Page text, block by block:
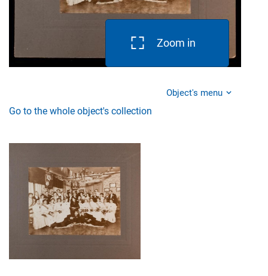
Zoom in
Object's menu
Go to the whole object's collection